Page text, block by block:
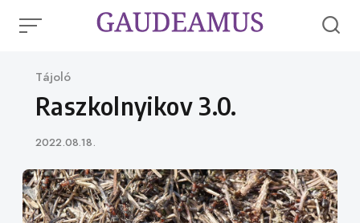
Category
Tájoló
Raszkolnyikov 3.0.
Published
2022.08.18.